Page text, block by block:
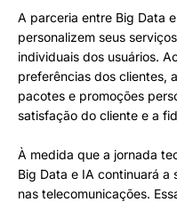
A parceria entre Big Data
personalizem seus
individuais dos usuários.
preferências dos clientes,
pacotes e promoções
satisfação do cliente e a
À medida que a jornada
Big Data e IA continuará a
nas telecomunicações.